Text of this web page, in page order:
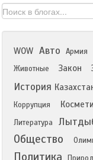
WOW Авто Армия
Животные
Закон
История
Коррупция
Литература
Общество
Политика